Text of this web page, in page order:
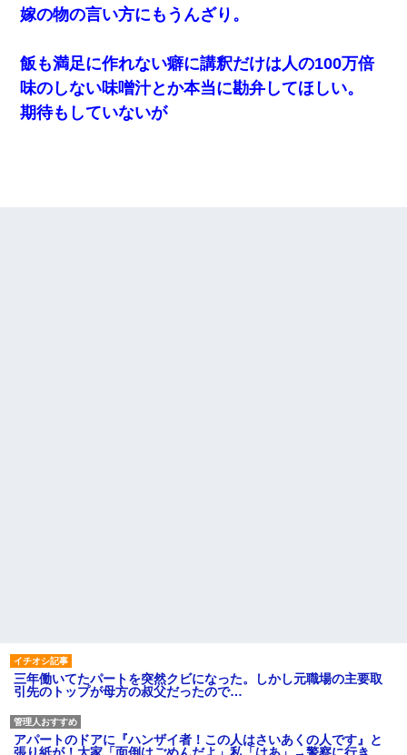
嫁の物の言い方にもうんざり。
飯も満足に作れない癖に講釈だけは人の100万倍
味のしない味噌汁とか本当に勘弁してほしい。
期待もしていないが
三年働いてたパートを突然クビになった。しかし元職場の主要取
引先のトップが母方の叔父だったので…
アパートのドアに『ハンザイ者！この人はさいあくの人です』と
張り紙が！大家「面倒はごめんだよ」私「はあ」→警察に行き、